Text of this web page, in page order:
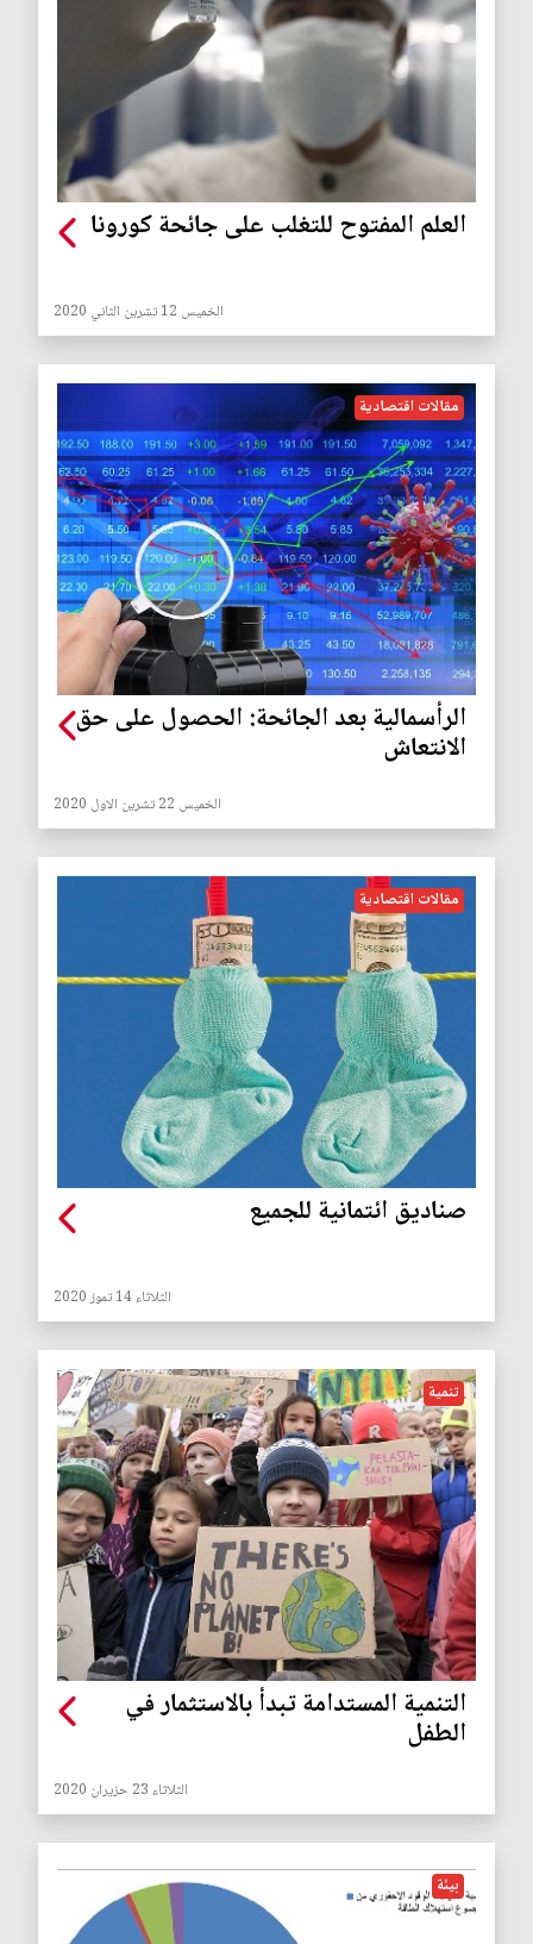
العلم المفتوح للتغلب على جائحة كورونا
الخميس 12 تشرين الثاني 2020
مقالات اقتصادية
الرأسمالية بعد الجائحة: الحصول على حق
الانتعاش
الخميس 22 تشرين الاول 2020
مقالات اقتصادية
صناديق ائتمانية للجميع
الثلاثاء 14 تموز 2020
تنمية
التنمية المستدامة تبدأ بالاستثمار في
الطفل
الثلاثاء 23 حزيران 2020
بيئة